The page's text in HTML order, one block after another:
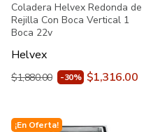
Coladera Helvex Redonda de
Rejilla Con Boca Vertical 1
Boca 22v
Helvex
$1,880.00 -30% $1,316.00
¡En Oferta!